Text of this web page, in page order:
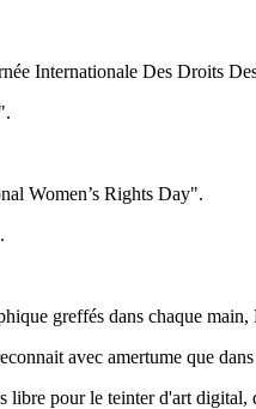
Internationale Des Droits
Women’s Rights Day".
greffés dans chaque
avec amertume que
libre pour le teinter d'art